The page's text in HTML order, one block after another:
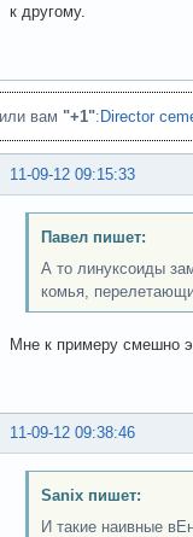
к другому.
вам "+1": Director
11-09-12 09:15:33
Павел пишет:
А то линуксоиды
комья,
Мне к примеру смешно
11-09-12 09:38:46
Sanix пишет:
И такие наивные